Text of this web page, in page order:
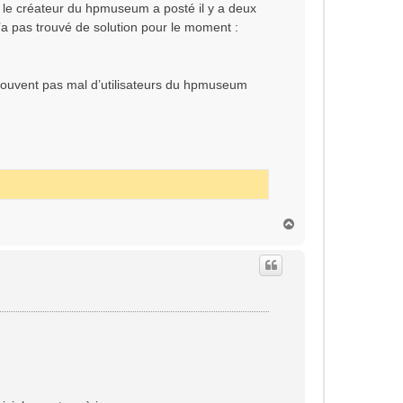
créateur du hpmuseum a posté il y a deux
pas trouvé de solution pour le moment :
pas mal d’utilisateurs du hpmuseum